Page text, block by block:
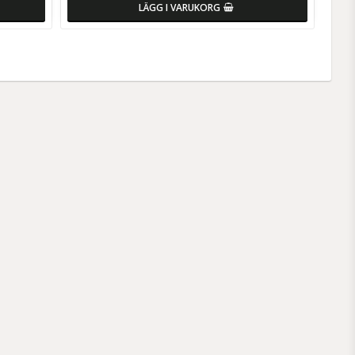
LÄGG I VARUKORG